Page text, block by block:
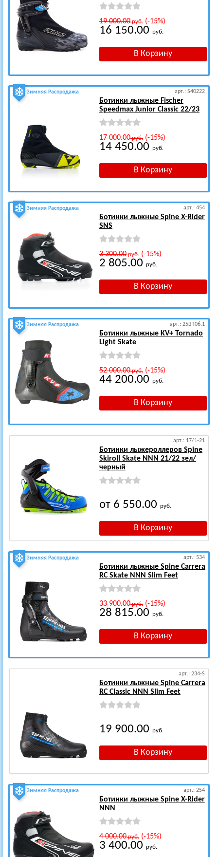
19 000.00руб.(-15%)
16 150.00 руб.
Зимняя Распродажа арт.: S40222
Ботинки лыжные Fischer
Speedmax Junior Classic 22/23
17 000.00руб.(-15%)
14 450.00 руб.
Зимняя Распродажа арт.: 454
Ботинки лыжные Spine X-Rider
SNS
3 300.00руб.(-15%)
2 805.00 руб.
Зимняя Распродажа арт.: 25BT06.1
Ботинки лыжные KV+ Tornado
Light Skate
52 000.00руб.(-15%)
44 200.00 руб.
арт.: 17/1-21
Ботинки лыжероллеров Spine
Skiroll Skate NNN 21/22 зел/
черный
от 6 550.00 руб.
Зимняя Распродажа арт.: 534
Ботинки лыжные Spine Carrera
RC Skate NNN Slim Feet
33 900.00руб.(-15%)
28 815.00 руб.
арт.: 234-S
Ботинки лыжные Spine Carrera
RC Classic NNN Slim Feet
19 900.00 руб.
Зимняя Распродажа арт.: 254
Ботинки лыжные Spine X-Rider
NNN
4 000.00руб.(-15%)
3 400.00 руб.